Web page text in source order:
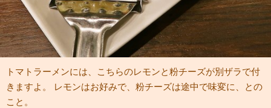
トマトラーメンには、こちらのレモンと粉チーズが別ザラで付
きますよ。 レモンはお好みで、粉チーズは途中で味変に、との
こと。